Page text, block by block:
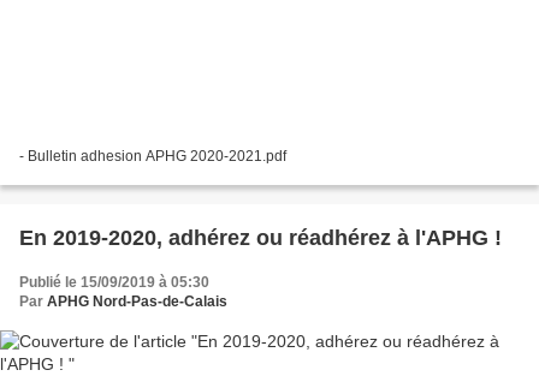
- Bulletin adhesion APHG 2020-2021.pdf
En 2019-2020, adhérez ou réadhérez à l'APHG !
Publié le 15/09/2019 à 05:30
Par APHG Nord-Pas-de-Calais